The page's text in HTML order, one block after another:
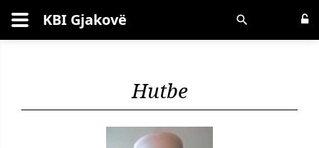
Kërko KBI Gjakovë
Hutbe